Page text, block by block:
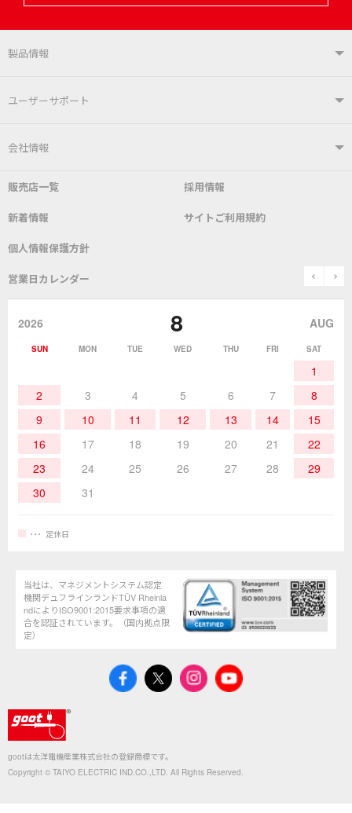
製品情報
製品情報TOP
はんだ付けシステム
こて先 自動はんだ送り装置
表面実装/SMT関連
作業環境／材料
ユーザーサポート
ユーザーサポートTOP
よくあるご質問 デモ機貸し出しサービス
SDS(MSDS)製品
取扱説明書
該非説明発行の申込み
会社情報
会社概要 社長あいさつ
グットのあゆみ
販売店一覧 採用情報
新着情報 サイトご利用規約
個人情報保護方針
営業日カレンダー prev
2026 8 AUG
SUN MON TUE WED THU FRI SAT
1
2
3 4 5 6 7
8
9
10 11 12 13 14
15
16
17 18 19 20 21
22
23
24 25 26 27 28
29
30
31
定休日
当社は、マネジメントシステム認定
機関デュフラインランドTÜV Rheinla
ndによりISO9001:2015要求事項の適
合を認証されています。（国内拠点限
定）
gootは太洋電機産業株式会社の登録商標です。
Copyright © TAIYO ELECTRIC IND.CO.,LTD. All Rights Reserved.